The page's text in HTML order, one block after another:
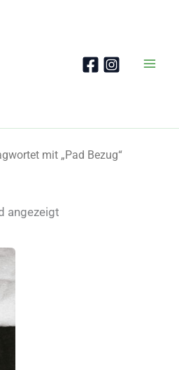
mit „Pad Bezug“
angezeigt